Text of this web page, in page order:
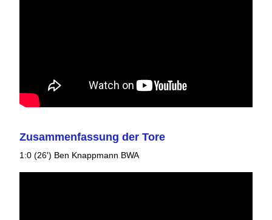
Zusammenfassung der Tore
1:0 (26') Ben Knappmann BWA